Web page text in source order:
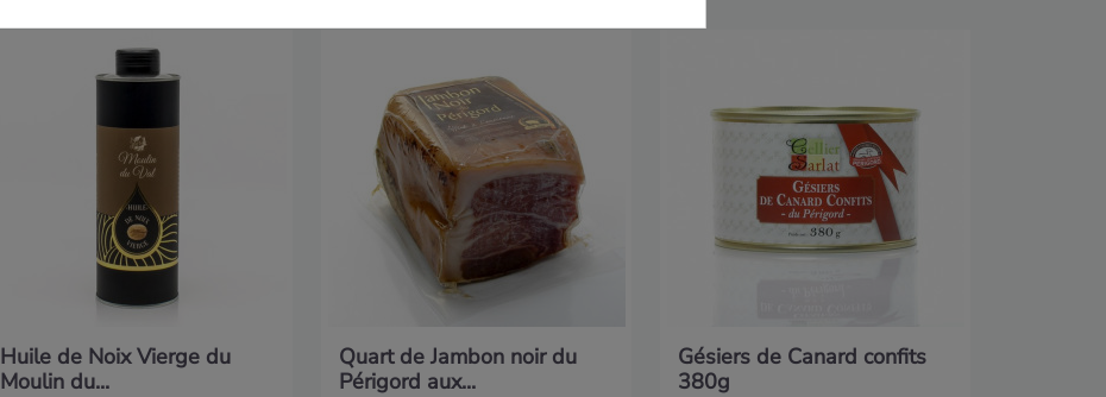
Huile de Noix Vierge du
Moulin du...
Quart de Jambon noir du
Périgord aux...
Gésiers de Canard confits
380g